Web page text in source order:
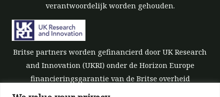
verantwoordelijk worden gehouden.
Britse partners worden gefinancierd door UK Research
and Innovation (UKRI) onder de Horizon Europe
financieringsgarantie van de Britse overheid
[subsidienummer 10039700].